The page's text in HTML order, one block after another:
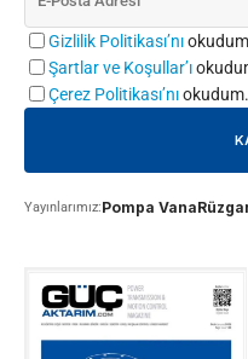
Gizlilik Politikası’nı
Şartlar ve Koşullar’ı
Çerez Politikası’nıokudum.
Yayınlarımız:Pompa Vana